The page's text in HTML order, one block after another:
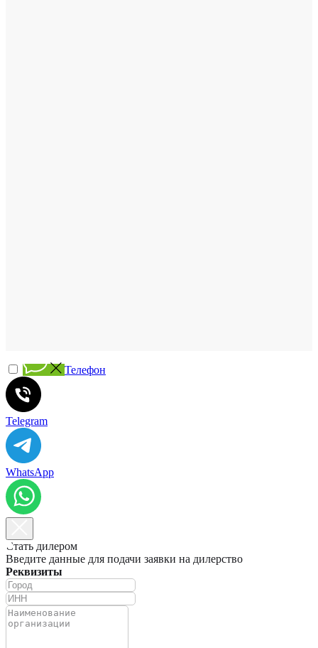
Телефон
Telegram
WhatsApp
Стать дилером
Введите данные для подачи заявки на дилерство
Реквизиты